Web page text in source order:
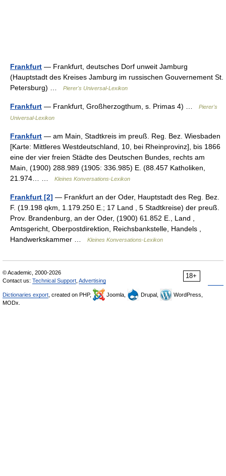
Frankfurt — Frankfurt, deutsches Dorf unweit Jamburg
(Hauptstadt des Kreises Jamburg im russischen Gouvernement St.
Petersburg) …
Pierer's Universal-Lexikon
Frankfurt — Frankfurt, Großherzogthum, s. Primas 4) …
Pierer's
Universal-Lexikon
Frankfurt — am Main, Stadtkreis im preuß. Reg. Bez. Wiesbaden
[Karte: Mittleres Westdeutschland, 10, bei Rheinprovinz], bis 1866
eine der vier freien Städte des Deutschen Bundes, rechts am
Main, (1900) 288.989 (1905: 336.985) E. (88.457 Katholiken,
21.974… …
Kleines Konversations-Lexikon
Frankfurt [2] — Frankfurt an der Oder, Hauptstadt des Reg. Bez.
F. (19.198 qkm, 1.179.250 E.; 17 Land , 5 Stadtkreise) der preuß.
Prov. Brandenburg, an der Oder, (1900) 61.852 E., Land ,
Amtsgericht, Oberpostdirektion, Reichsbankstelle, Handels ,
Handwerkskammer …
Kleines Konversations-Lexikon
18+
© Academic, 2000-2026
Contact us: Technical Support Advertising
Dictionaries export , created on PHP, Joomla, Drupal,
WordPress,
MODx.